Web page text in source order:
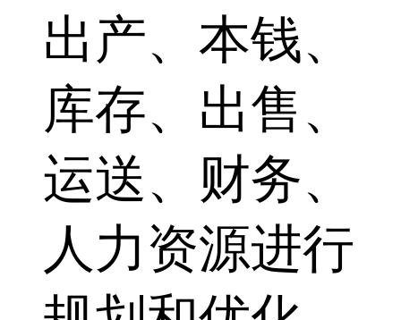
出产、本钱、
库存、出售、
运送、财务、
人力资源进行